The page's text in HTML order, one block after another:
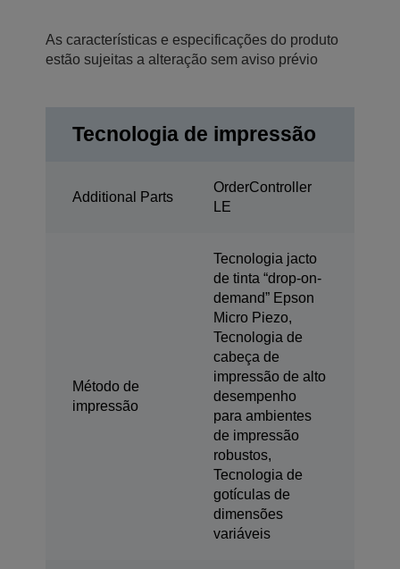
As características e especificações do produto
estão sujeitas a alteração sem aviso prévio
Tecnologia de impressão
Additional Parts
OrderController
LE
Método de
impressão
Tecnologia jacto
de tinta “drop-on-
demand” Epson
Micro Piezo,
Tecnologia de
cabeça de
impressão de alto
desempenho
para ambientes
de impressão
robustos,
Tecnologia de
gotículas de
dimensões
variáveis